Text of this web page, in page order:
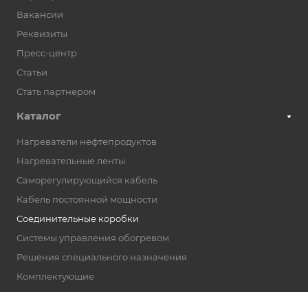
до 550 В
до 50 А
Габаритные
1,76 кг
Гарантия
36 месяцев
Вакансии
Реквизиты
Пресс-центр
Статьи
Стать партнером
Каталог
Нагреватели нефтепродуктов
Нагревательные ленты
Саморегулирующийся кабель
Кабель постоянной мощности
Соединительные коробки
Системы управления обогревом
Решения специального назначения
Комплектующие